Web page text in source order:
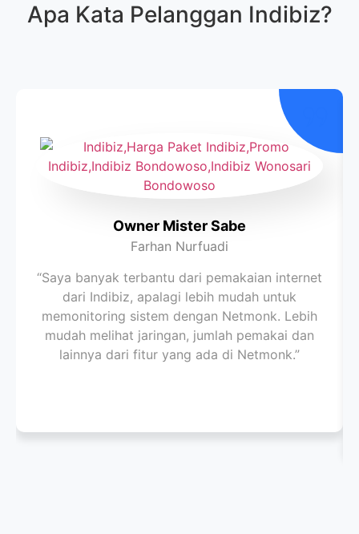
Apa Kata Pelanggan Indibiz?
Owner Mister Sabe
Farhan Nurfuadi
“Saya banyak terbantu dari pemakaian internet
dari Indibiz, apalagi lebih mudah untuk
memonitoring sistem dengan Netmonk. Lebih
mudah melihat jaringan, jumlah pemakai dan
lainnya dari fitur yang ada di Netmonk.”